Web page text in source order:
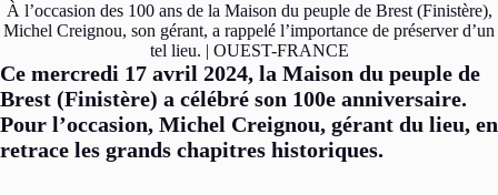
À l’occasion des 100 ans de la Maison du peuple de Brest (Finistère),
Michel Creignou, son gérant, a rappelé l’importance de préserver d’un
tel lieu. | OUEST-FRANCE
Ce mercredi 17 avril 2024, la Maison du peuple de
Brest (Finistère) a célébré son 100e anniversaire.
Pour l’occasion, Michel Creignou, gérant du lieu, en
retrace les grands chapitres historiques.